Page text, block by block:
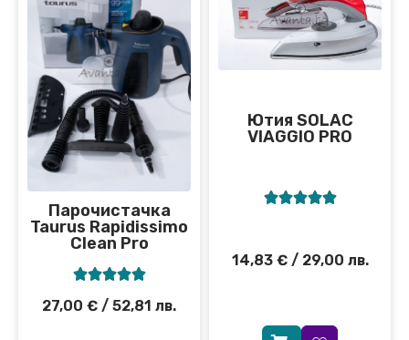
Парочистачка
Taurus Rapidissimo
Clean Pro

27,00 € / 52,81 лв.
Ютия SOLAC
VIAGGIO PRO

14,83 €/ 29,00 лв.